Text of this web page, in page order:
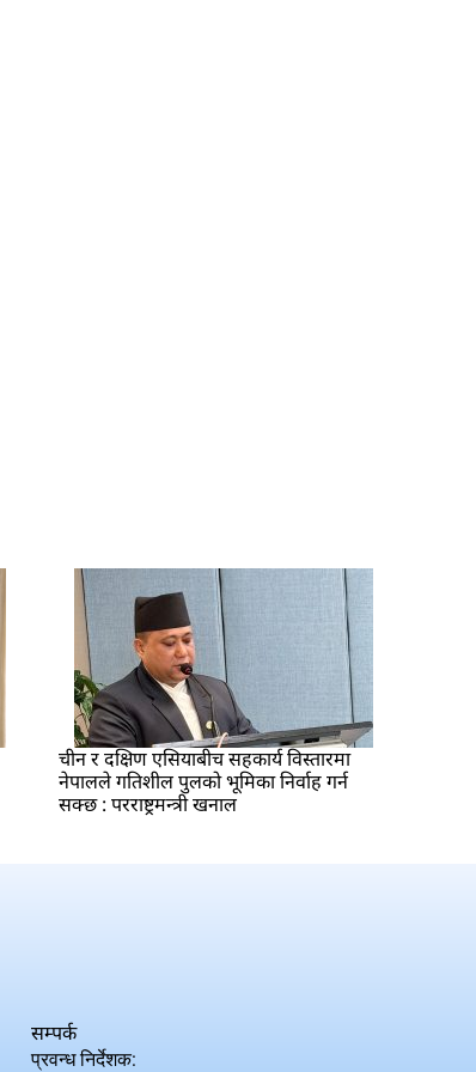
चीन र दक्षिण एसियाबीच सहकार्य विस्तारमा
नेपालले गतिशील पुलको भूमिका निर्वाह गर्न
सक्छ : परराष्ट्रमन्त्री खनाल
सम्पर्क
प्रवन्ध निर्देशक: